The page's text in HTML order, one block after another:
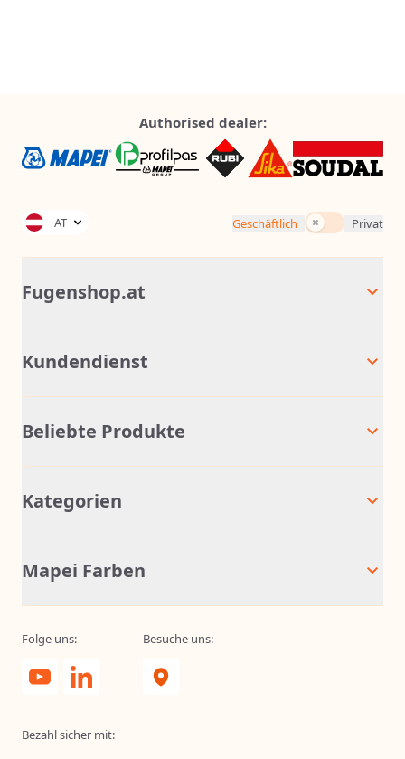
Authorised dealer:
AT Geschäftlich Inkl. Steuern
Privat
Fugenshop.at
Kundendienst
Beliebte Produkte
Kategorien
Mapei Farben
Folge uns: Besuche uns:
Bezahl sicher mit: